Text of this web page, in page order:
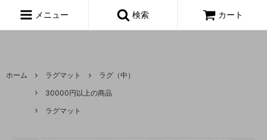
着,made in usa,アメーバ,
メニュー 検索 カート
ホーム ラグマット
ラグ（中）
30000円以上の商品
ラグマット